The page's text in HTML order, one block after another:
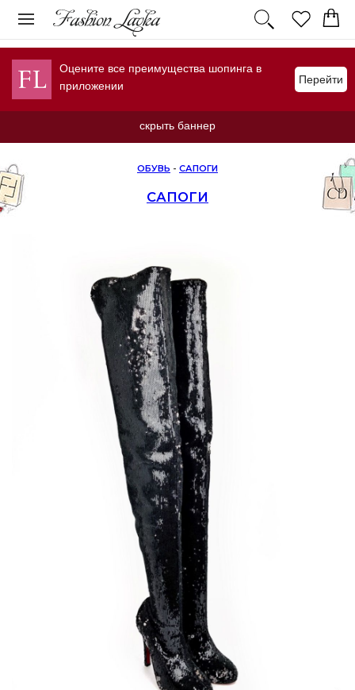
Оцените все преимущества шопинга в
приложении
Перейти
скрыть баннер
ОБУВЬ - САПОГИ
САПОГИ